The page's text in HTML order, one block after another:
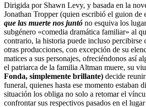
Dirigida por Shawn Levy, y basada en la
Jonathan Tropper (quien escribió el guion de
que las muerte nos juntó no esquiva los
subgénero «comedia dramática familiar» al
contrario, la historia puede incluso percibirse
otras producciones, con excepción de su
matices a sus personajes, ofreciéndonos así
el patriarca de la familia Altman muere, su
Fonda, simplemente brillante) decide
funeral, quienes hasta ese momento estaban
situación los obliga no solo a retomar el
confrontar sus respectivos pasados en el